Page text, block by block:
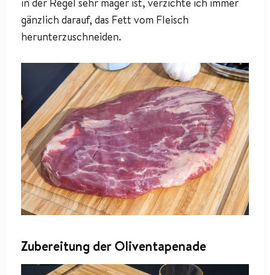
gänzlich darauf, das Fett vom Fleisch
herunterzuschneiden.
Zubereitung der Oliventapenade